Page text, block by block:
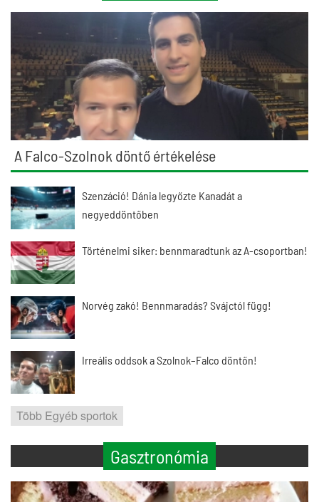
A Falco-Szolnok döntő értékelése
Szenzáció! Dánia legyőzte Kanadát a
negyeddöntőben
Történelmi siker: bennmaradtunk az A-csoportban!
Norvég zakó! Bennmaradás? Svájctól függ!
Irreális oddsok a Szolnok–Falco döntőn!
Több Egyéb sportok
Gasztronómia